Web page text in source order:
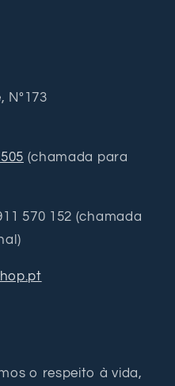
Nº173
(chamada para
570 152 (chamada
o respeito à vida,